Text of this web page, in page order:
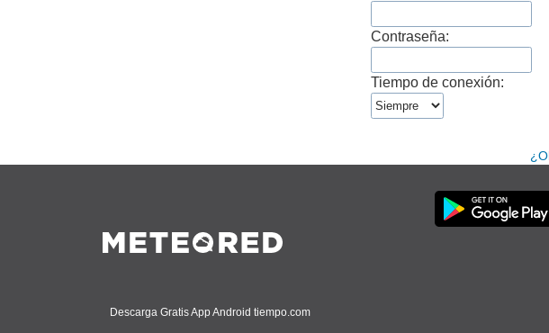
Contraseña:
Tiempo de conexión:
Descarga Gratis App Android tiempo.com